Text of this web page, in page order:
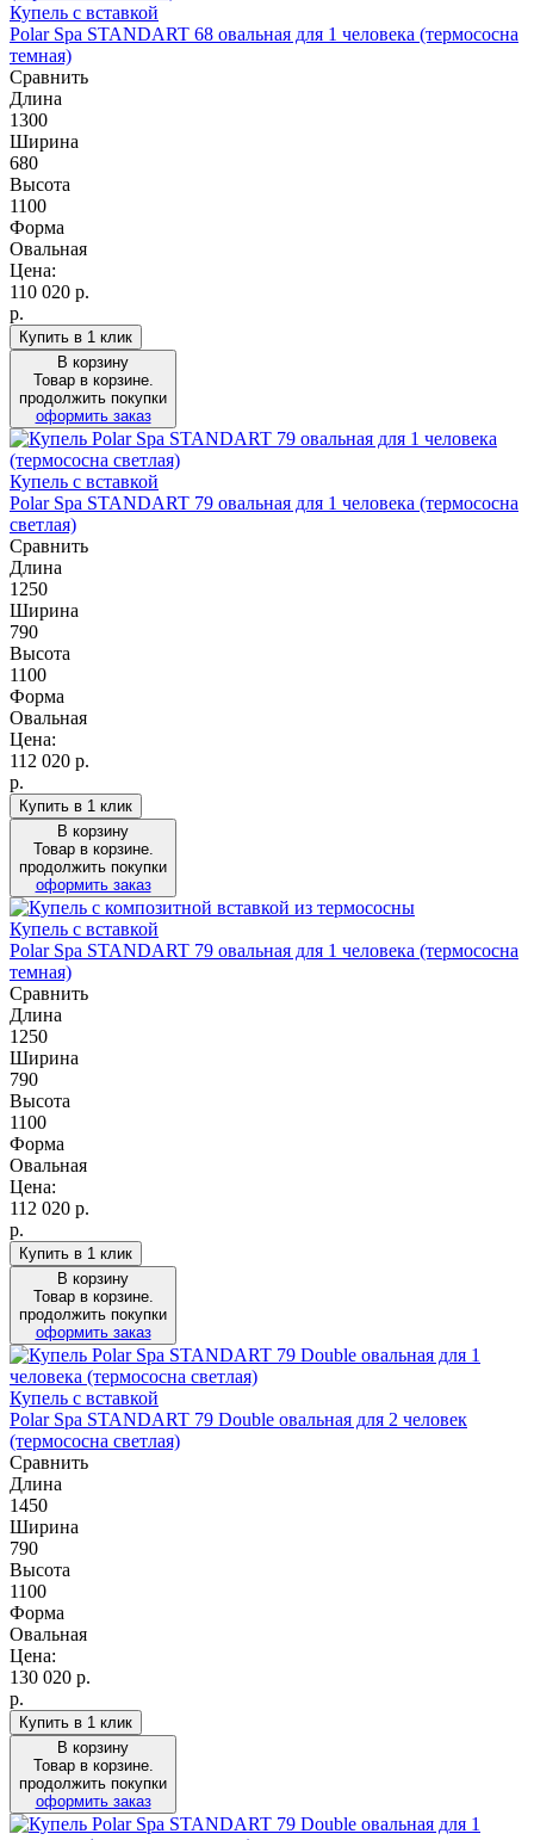
Купель с вставкой
Polar Spa STANDART 68 овальная для 1 человека (термососна
темная)
Сравнить
Длина
1300
Ширина
680
Высота
1100
Форма
Овальная
Цена:
110 020 р.
р.
Купить в 1 клик
В корзину
Товар в корзине.
продолжить покупки
оформить заказ
Купель с вставкой
Polar Spa STANDART 79 овальная для 1 человека (термососна
светлая)
Сравнить
Длина
1250
Ширина
790
Высота
1100
Форма
Овальная
Цена:
112 020 р.
р.
Купить в 1 клик
В корзину
Товар в корзине.
продолжить покупки
оформить заказ
Купель с вставкой
Polar Spa STANDART 79 овальная для 1 человека (термососна
темная)
Сравнить
Длина
1250
Ширина
790
Высота
1100
Форма
Овальная
Цена:
112 020 р.
р.
Купить в 1 клик
В корзину
Товар в корзине.
продолжить покупки
оформить заказ
Купель с вставкой
Polar Spa STANDART 79 Double овальная для 2 человек
(термососна светлая)
Сравнить
Длина
1450
Ширина
790
Высота
1100
Форма
Овальная
Цена:
130 020 р.
р.
Купить в 1 клик
В корзину
Товар в корзине.
продолжить покупки
оформить заказ